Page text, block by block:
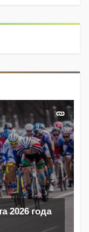
2026 года